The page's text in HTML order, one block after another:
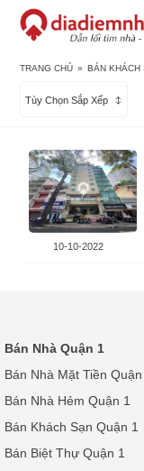
TRANG CHỦ » BÁN KHÁCH
Tùy Chọn Sắp Xếp
10-10-2022
Bán Nhà Quận 1
Bán Nhà Mặt Tiền Quận
Bán Nhà Hẻm Quận 1
Bán Khách Sạn Quận 1
Bán Biệt Thự Quận 1